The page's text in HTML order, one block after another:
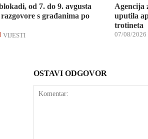
od 7. do 9. avgusta
s građanima po
VIJESTI
Agencija
uputila
trotineta
07/08/2026
OSTAVI ODGOVOR